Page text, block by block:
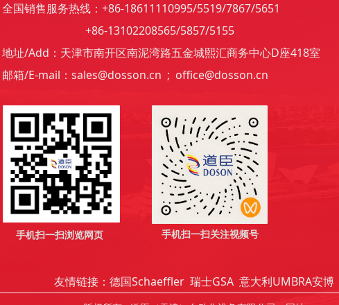
全国销售服务热线：+86-18611110995/5519/7867/5651
+86-13102208565/5857/5155
地址/Add：天津市南开区南泥湾路五金城熙汇商务中心D座418室
邮箱/E-mail：sales@dosson.cn ; office@dosson.cn
手机扫一扫浏览网页
友情链接： 德国Schaeffler 瑞士GSA 意大利UMBRA安博
手机扫一扫关注视频号